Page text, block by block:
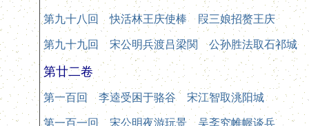
第九十八回 快活林王庆使棒 叚三娘招赘王庆
第九十九回 宋公明兵渡吕梁関 公孙胜法取石祁城
第廿二卷
第一百回 李逵受困于骆谷 宋江智取洮阳城
第一百一回 宋公明夜游玩景 吴斈究帷幄谈兵